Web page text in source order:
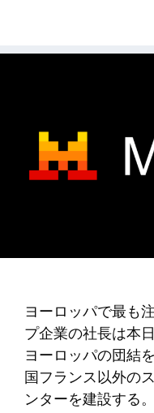
ヨーロッパで最も
プ企業の社長は本
ヨーロッパの団結
国フランス以外の
ンターを建設する。